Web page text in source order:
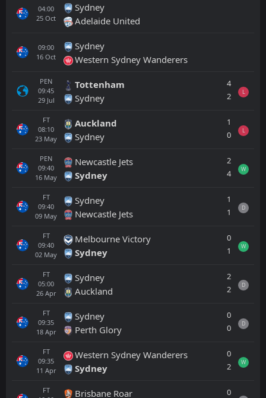
04:00
25 Oct
Sydney
Adelaide United
09:00
16 Oct
Sydney
Western Sydney Wanderers
PEN
09:45
29 Jul
Tottenham
Sydney
4
2
L
FT
08:10
23 May
Auckland
Sydney
1
0
L
PEN
09:40
16 May
Newcastle Jets
Sydney
2
4
W
FT
09:40
09 May
Sydney
Newcastle Jets
1
1
D
FT
09:40
02 May
Melbourne Victory
Sydney
0
1
W
FT
05:00
26 Apr
Sydney
Auckland
2
2
D
FT
09:35
18 Apr
Sydney
Perth Glory
0
0
D
FT
09:35
11 Apr
Western Sydney Wanderers
Sydney
0
2
W
FT
Brisbane Roar 0